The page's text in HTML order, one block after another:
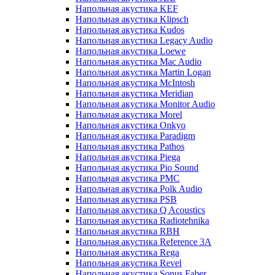
Напольная акустика KEF
Напольная акустика Klipsch
Напольная акустика Kudos
Напольная акустика Legacy Audio
Напольная акустика Loewe
Напольная акустика Mac Audio
Напольная акустика Martin Logan
Напольная акустика McIntosh
Напольная акустика Meridian
Напольная акустика Monitor Audio
Напольная акустика Morel
Напольная акустика Onkyo
Напольная акустика Paradigm
Напольная акустика Pathos
Напольная акустика Piega
Напольная акустика Pio Sound
Напольная акустика PMC
Напольная акустика Polk Audio
Напольная акустика PSB
Напольная акустика Q Acoustics
Напольная акустика Radiotehnika
Напольная акустика RBH
Напольная акустика Reference 3A
Напольная акустика Rega
Напольная акустика Revel